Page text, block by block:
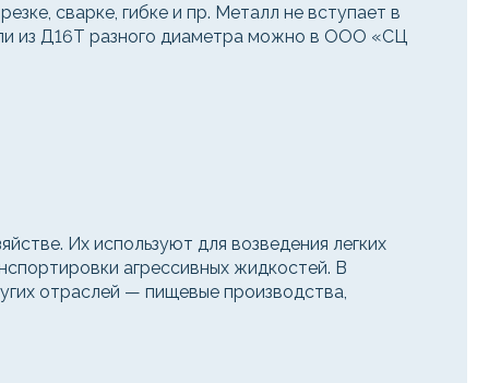
сварке, гибке и пр. Металл не вступает в
из Д16Т разного диаметра можно в ООО «СЦ
Их используют для возведения легких
агрессивных жидкостей. В
отраслей — пищевые производства,